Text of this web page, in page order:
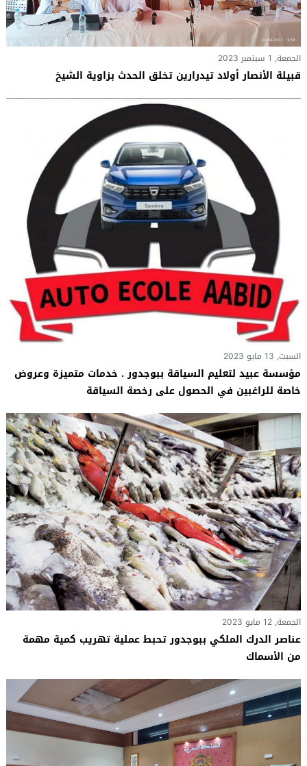
الجمعة, 1 سبتمبر 2023
قبيلة الأنصار أولاد تيدرارين تخلق الحدث بزاوية الشيخ
السبت, 13 مايو 2023
مؤسسة عبيد لتعليم السياقة ببوجدور . خدمات متميزة وعروض
خاصة للراغبين في الحصول على رخصة السياقة
الجمعة, 12 مايو 2023
عناصر الدرك الملكي ببوجدور تحبط عملية تهريب كمية مهمة
من الأسماك